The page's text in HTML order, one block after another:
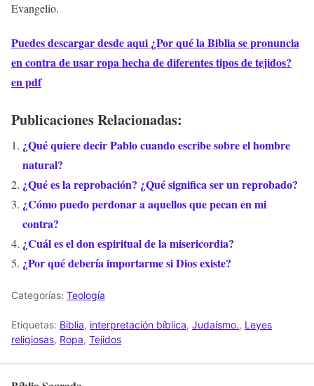
Evangelio.
Puedes descargar desde aqui ¿Por qué la Biblia se pronuncia
en contra de usar ropa hecha de diferentes tipos de tejidos?
en pdf
Publicaciones Relacionadas:
¿Qué quiere decir Pablo cuando escribe sobre el hombre
natural?
¿Qué es la reprobación? ¿Qué significa ser un reprobado?
¿Cómo puedo perdonar a aquellos que pecan en mi
contra?
¿Cuál es el don espiritual de la misericordia?
¿Por qué debería importarme si Dios existe?
Categorías: Teología
Etiquetas: Biblia, interpretación bíblica, Judaísmo., Leyes
religiosas, Ropa, Tejidos